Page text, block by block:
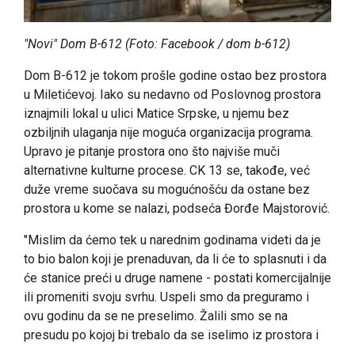
"Novi" Dom B-612 (Foto: Facebook / dom b-612)
Dom B-612 je tokom prošle godine ostao bez prostora
u Miletićevoj. Iako su nedavno od Poslovnog prostora
iznajmili lokal u ulici Matice Srpske, u njemu bez
ozbiljnih ulaganja nije moguća organizacija programa.
Upravo je pitanje prostora ono što najviše muči
alternativne kulturne procese. CK 13 se, takođe, već
duže vreme suočava su mogućnošću da ostane bez
prostora u kome se nalazi, podseća Đorđe Majstorović.
"Mislim da ćemo tek u narednim godinama videti da je
to bio balon koji je prenaduvan, da li će to splasnuti i da
će stanice preći u druge namene - postati komercijalnije
ili promeniti svoju svrhu. Uspeli smo da preguramo i
ovu godinu da se ne preselimo. Žalili smo se na
presudu po kojoj bi trebalo da se iselimo iz prostora i